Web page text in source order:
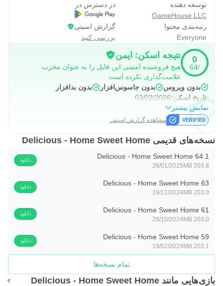
توسعه دهنده
GameHouse LLC
در دسترس در
رتبه‌بندی محتوا
Everyone
گزارش امنیتی
بررسی کنید
0
/64
نتیجه اسکن: ایمن
هیچ فروشنده امنیتی این فایل را به عنوان مخرب
علامت‌گذاری نکرده است
بدون ویروس
بدون جاسوس‌افزار
بدون بدافزار
تاریخ اسکن:03/02/2026
نمایش بیشتر
مشاهده گزارش امنیتی
نسخه‌های قدیمی Delicious - Home Sweet Home
Delicious - Home Sweet Home 64.1
203.8 MB
28/01/2025
دانلود
Delicious - Home Sweet Home 63
203.0 MB
19/11/2024
دانلود
Delicious - Home Sweet Home 61
203.0 MB
29/10/2024
دانلود
Delicious - Home Sweet Home 59
203.1 MB
19/02/2024
دانلود
تمام نسخه‌ها
بازی‌هایی مانند Delicious - Home Sweet Home